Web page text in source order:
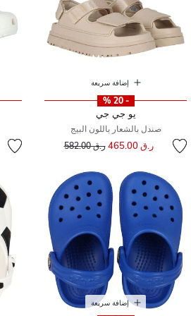
إضافة سريعة
- 20 %
يو جي جي
صندل بالشعار باللون البيج
ر.ق 465.00 سعر مخفض منر.ق 582.00
إضافة سريعة